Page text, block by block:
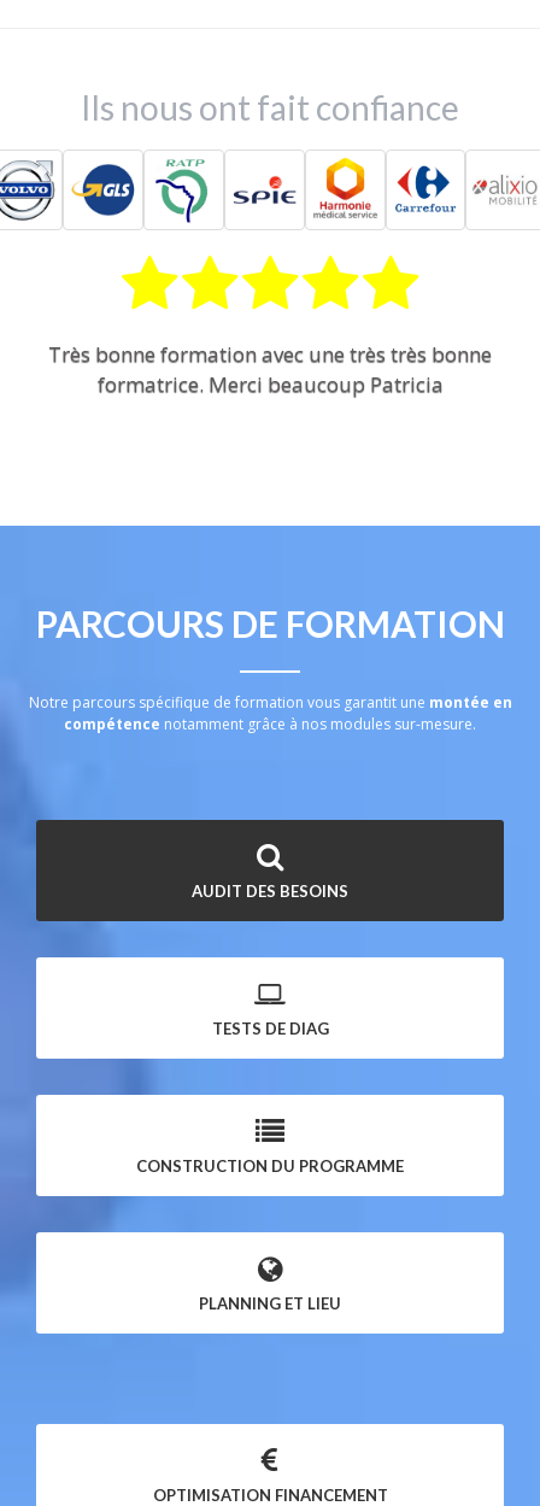
Ils nous ont fait confiance
Très bonne formation avec une très très bonne
formatrice. Merci beaucoup Patricia
PARCOURS DE FORMATION
Notre parcours spécifique de formation vous garantit une montée en
compétence notamment grâce à nos modules sur-mesure.
AUDIT DES BESOINS
TESTS DE DIAG
CONSTRUCTION DU PROGRAMME
PLANNING ET LIEU
OPTIMISATION FINANCEMENT